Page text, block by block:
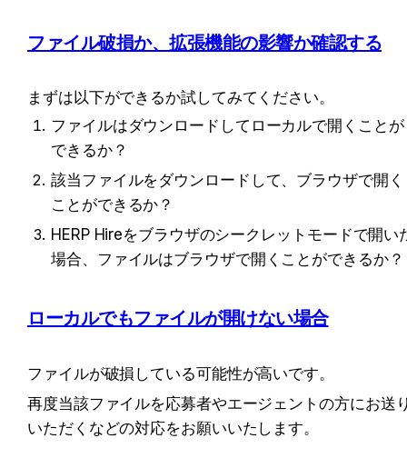
ファイル破損か、拡張機能の影響か確認する
まずは以下ができるか試してみてください。
ファイルはダウンロードしてローカルで開くことが
できるか？
該当ファイルをダウンロードして、ブラウザで開く
ことができるか？
HERP Hireをブラウザのシークレットモードで開い
場合、ファイルはブラウザで開くことができるか？
ローカルでもファイルが開けない場合
ファイルが破損している可能性が高いです。
再度当該ファイルを応募者やエージェントの方にお送
いただくなどの対応をお願いいたします。